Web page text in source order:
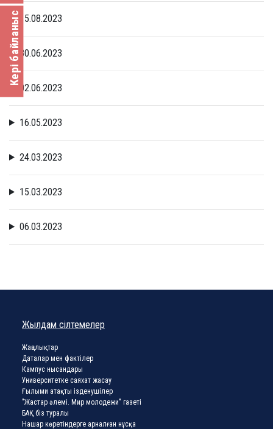
Кері байланыс 15.08.2023
30.06.2023
02.06.2023
16.05.2023
24.03.2023
15.03.2023
06.03.2023
Жылдам сілтемелер
Жаңалықтар
Даталар мен фактілер
Кампус нысандары
Университетке саяхат жасау
Ғылыми атақты ізденушілер
"Жастар әлемі. Мир молодежи" газеті
БАҚ біз туралы
Нашар көретіндерге арналған нұсқа